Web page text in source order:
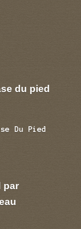
du pied
Du Pied
par